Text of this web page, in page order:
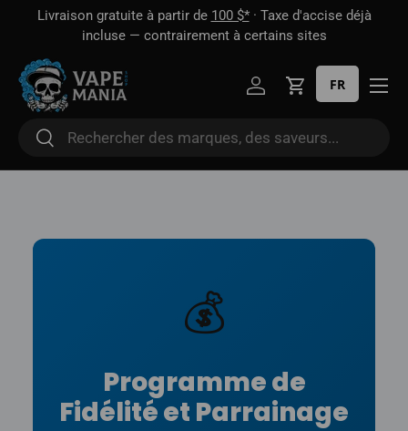
Aller directement au contenu
Livraison gratuite à partir de 100 $*· Taxe d'accise déjà
incluse — contrairement à certains sites
Rechercher
Rechercher
Se connecter
Panier
FR
💰
Programme de
Fidélité et Parrainage